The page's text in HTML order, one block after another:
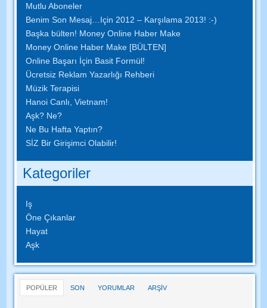
Mutlu Aboneler
Benim Son Mesaj…Için 2012 – Karşılama 2013! :-)
Başka bülten! Money Online Haber Make
Money Online Haber Make [BÜLTEN]
Online Başarı İçin Basit Formül!
Ücretsiz Reklam Yazarlığı Rehberi
Müzik Terapisi
Hanoi Canlı, Vietnam!
Aşk? Ne?
Ne Bu Hafta Yaptın?
SİZ Bir Girişimci Olabilir!
Kategoriler
Iş
Öne Çıkanlar
Hayat
Aşk
POPÜLER SON YORUMLAR ARŞİV